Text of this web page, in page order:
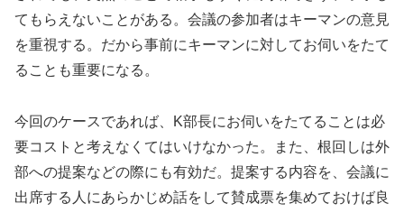
てもらえないことがある。会議の参加者はキーマンの意見
を重視する。だから事前にキーマンに対してお伺いをたて
ることも重要になる。
今回のケースであれば、K部長にお伺いをたてることは必
要コストと考えなくてはいけなかった。また、根回しは外
部への提案などの際にも有効だ。提案する内容を、会議に
出席する人にあらかじめ話をして賛成票を集めておけば良